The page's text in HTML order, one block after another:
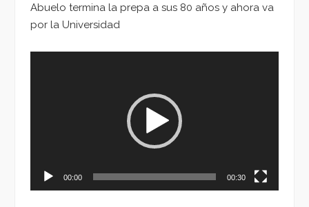
Abuelo termina la prepa a sus 80 años y ahora va
por la Universidad
00:00 00:30